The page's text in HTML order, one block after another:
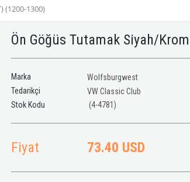
(1200-1300)
Ön Göğüs Tutamak Siyah/
Marka
Wolfsburgwest
Tedarikçi
VW Classic Club
(4-4781)
Fiyat 73.40 USD